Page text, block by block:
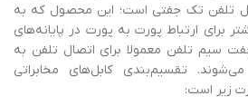
کابل تلفن تک جفتی است؛ این محصول که به
برای ارتباط پورت به پورت در پایانه‌های
سیم تلفن معمولا برای اتصال تلفن به
تقسیم‌بندی کابل‌های مخابراتی
زیر است: